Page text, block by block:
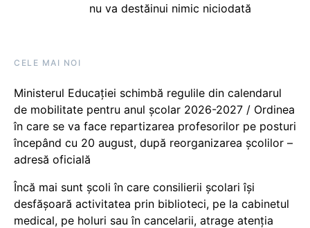
nu va destăinui nimic niciodată
CELE MAI NOI
Ministerul Educației schimbă regulile din calendarul
de mobilitate pentru anul școlar 2026-2027 / Ordinea
în care se va face repartizarea profesorilor pe posturi
începând cu 20 august, după reorganizarea școlilor –
adresă oficială
Încă mai sunt școli în care consilierii școlari își
desfășoară activitatea prin biblioteci, pe la cabinetul
medical, pe holuri sau în cancelarii, atrage atenția